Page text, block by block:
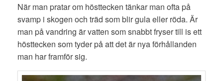
När man pratar om hösttecken tänkar man ofta på
svamp i skogen och träd som blir gula eller röda. Är
man på vandring är vatten som snabbt fryser till is ett
hösttecken som tyder på att det är nya förhållanden
man har framför sig.